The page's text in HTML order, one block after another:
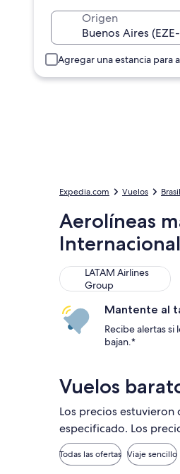
ventanaOrigen
Agregar una estancia para
Expedia.com Vuelos Brasil
Aerolíneas
LATAM Airlines
Group
LATAM Airlines Group
Mantente al
Recibe alertas si
bajan.*
Vuelos
Los precios estuvieron
especificado. Los
Todas las ofertas Viaje sencillo